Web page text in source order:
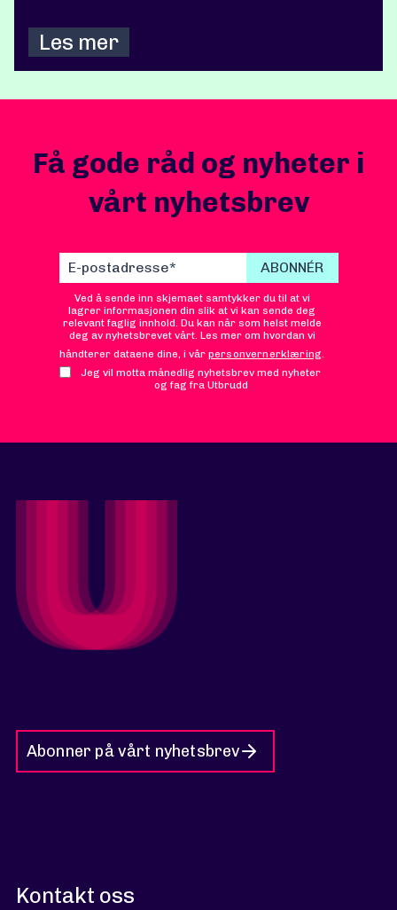
Les mer
Få gode råd og nyheter i
vårt nyhetsbrev
Ved å sende inn skjemaet samtykker du til at vi
lagrer informasjonen din slik at vi kan sende deg
relevant faglig innhold. Du kan når som helst melde
deg av nyhetsbrevet vårt. Les mer om hvordan vi
håndterer dataene dine, i vår personvernerklæring
Jeg vil motta månedlig nyhetsbrev med nyheter
og fag fra Utbrudd
Abonner på vårt nyhetsbrev
Kontakt oss